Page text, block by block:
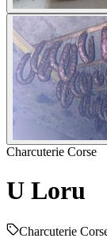
Charcuterie Corse
U Loru
Charcuterie